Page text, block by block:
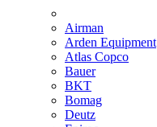
Airman
Arden Equipment
Atlas Сopco
Bauer
BKT
Bomag
Deutz